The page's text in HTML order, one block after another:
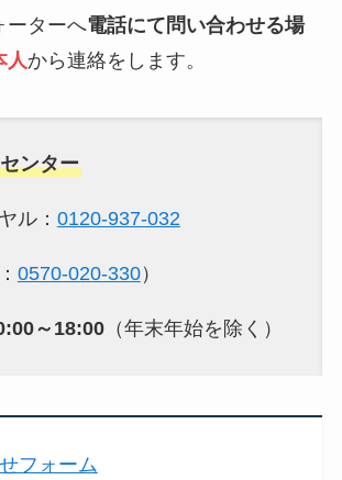
ーターへ電話にて問い合わせる場
人 から​連絡をします。
ンター
ル： 0120-937-032
0570-020-330）
～18:00​​（年末年始を除く）
フォーム